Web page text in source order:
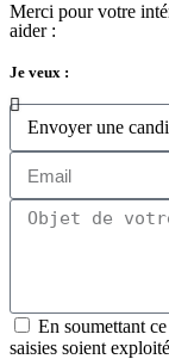
Merci pour votre
aider :
Je veux :
En soumettant
saisies soient